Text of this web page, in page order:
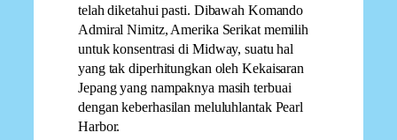
telah diketahui pasti. Dibawah Komando
Admiral Nimitz, Amerika Serikat memilih
untuk konsentrasi di Midway, suatu hal
yang tak diperhitungkan oleh Kekaisaran
Jepang yang nampaknya masih terbuai
dengan keberhasilan meluluhlantak Pearl
Harbor.